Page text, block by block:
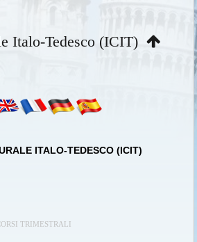
Italo-Tedesco (ICIT)
ITALO-TEDESCO (ICIT)
TRIMESTRALI